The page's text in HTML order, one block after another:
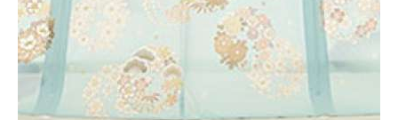
す◎
→「LIFEBOOKについて」詳しくはこちらで